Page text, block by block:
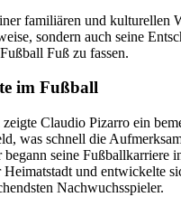
familiären und kulturellen
sondern auch seine
Fuß zu fassen.
im Fußball
Claudio Pizarro ein
was schnell die
seine Fußballkarriere
Heimatstadt und entwickelte
Nachwuchsspieler.